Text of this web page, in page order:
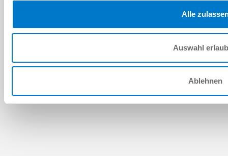
Alle
Auswahl
Ablehnen